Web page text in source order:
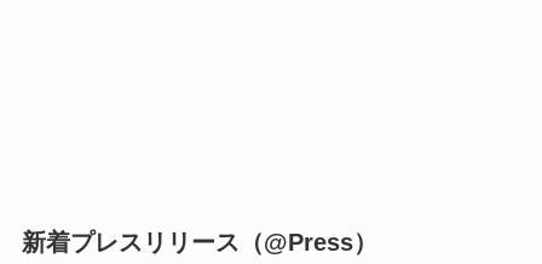
新着プレスリリース（@Press）